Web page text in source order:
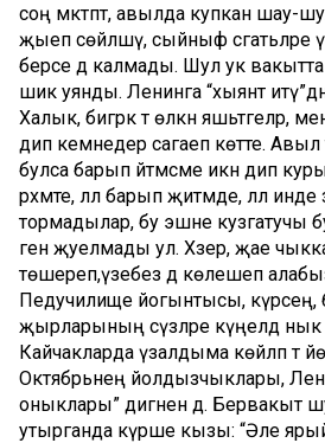
соң мәктәптә, авылда купкан шау-
җыеп сөйләшү, сыйныф сәгатьләре
берсе дә калмады. Шул ук
шик уянды. Ленинга “хыянәт
Халык, бигрәк тә өлкән яшьтәгеләр,
дип кемнедер сагаеп көтте.
булса барып әйтмәсме икән дип
рәхмәте, әллә барып җитмәде, әллә
тормадылар, бу эшне кузгатучы
генә җуелмады ул. Хәзер, җае
төшереп,үзебез дә көлешеп
Педучилище йогынтысы, күрәсең,
җырларының сүзләре күңелдә нык
Кайчакларда үзалдыма көйләп тә
Октябрьнең йолдызчыклары,
оныклары” дигәнен дә. Бервакыт
утырганда күрше кызы: “Әле